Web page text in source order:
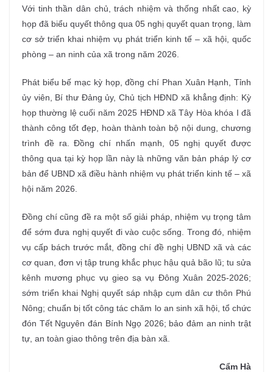
Với tinh thần dân chủ, trách nhiệm và thống nhất cao, kỳ
họp đã biểu quyết thông qua 05 nghị quyết quan trọng, làm
cơ sở triển khai nhiệm vụ phát triển kinh tế – xã hội, quốc
phòng – an ninh của xã trong năm 2026.
Phát biểu bế mạc kỳ họp, đồng chí Phan Xuân Hạnh, Tỉnh
ủy viên, Bí thư Đảng ủy, Chủ tịch HĐND xã khẳng định: Kỳ
họp thường lệ cuối năm 2025 HĐND xã Tây Hòa khóa I đã
thành công tốt đẹp, hoàn thành toàn bộ nội dung, chương
trình đề ra. Đồng chí nhấn mạnh, 05 nghị quyết được
thông qua tại kỳ họp lần này là những văn bản pháp lý cơ
bản để UBND xã điều hành nhiệm vụ phát triển kinh tế – xã
hội năm 2026.
Đồng chí cũng đề ra một số giải pháp, nhiệm vụ trọng tâm
để sớm đưa nghị quyết đi vào cuộc sống. Trong đó, nhiệm
vụ cấp bách trước mắt, đồng chí đề nghị UBND xã và các
cơ quan, đơn vị tập trung khắc phục hậu quả bão lũ; tu sửa
kênh mương phục vụ gieo sạ vụ Đông Xuân 2025-2026;
sớm triển khai Nghị quyết sáp nhập cụm dân cư thôn Phú
Nông; chuẩn bị tốt công tác chăm lo an sinh xã hội, tổ chức
đón Tết Nguyên đán Bính Ngọ 2026; bảo đảm an ninh trật
tự, an toàn giao thông trên địa bàn xã.
Cẩm Hà